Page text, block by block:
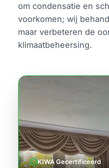
om condensatie en
voorkomen; wij
maar verbeteren de
klimaatbeheersing.
verifiedKIWA Gecertificeerd